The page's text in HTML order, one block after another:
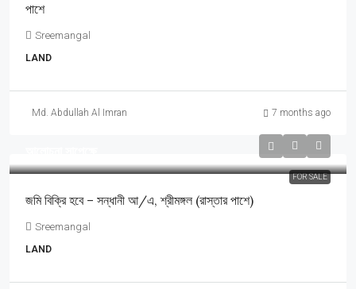
পাশে
Sreemangal
LAND
Md. Abdullah Al Imran 7 months ago
FOR SALE
জমি বিক্রি হবে – সন্ধানী আ/এ, শ্রীমঙ্গল (রাস্তার পাশে)
Sreemangal
LAND